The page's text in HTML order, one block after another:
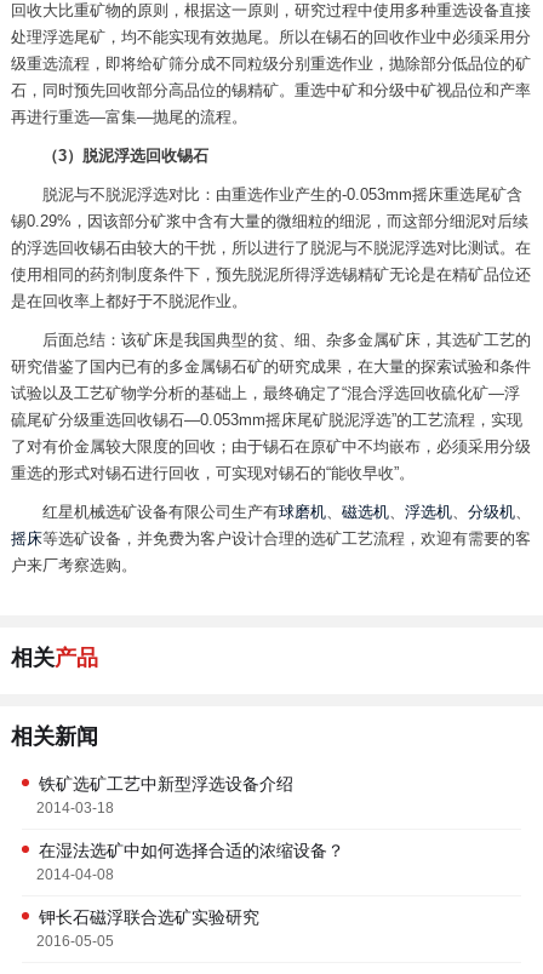
回收大比重矿物的原则，根据这一原则，研究过程中使用多种重选设备直接
处理浮选尾矿，均不能实现有效抛尾。所以在锡石的回收作业中必须采用分
级重选流程，即将给矿筛分成不同粒级分别重选作业，抛除部分低品位的矿
石，同时预先回收部分高品位的锡精矿。重选中矿和分级中矿视品位和产率
再进行重选—富集—抛尾的流程。
（3）脱泥浮选回收锡石
脱泥与不脱泥浮选对比：由重选作业产生的-0.053mm摇床重选尾矿含
锡0.29%，因该部分矿浆中含有大量的微细粒的细泥，而这部分细泥对后续
的浮选回收锡石由较大的干扰，所以进行了脱泥与不脱泥浮选对比测试。在
使用相同的药剂制度条件下，预先脱泥所得浮选锡精矿无论是在精矿品位还
是在回收率上都好于不脱泥作业。
后面总结：该矿床是我国典型的贫、细、杂多金属矿床，其选矿工艺的
研究借鉴了国内已有的多金属锡石矿的研究成果，在大量的探索试验和条件
试验以及工艺矿物学分析的基础上，最终确定了“混合浮选回收硫化矿—浮
硫尾矿分级重选回收锡石—0.053mm摇床尾矿脱泥浮选”的工艺流程，实现
了对有价金属较大限度的回收；由于锡石在原矿中不均嵌布，必须采用分级
重选的形式对锡石进行回收，可实现对锡石的“能收早收”。
红星机械选矿设备有限公司生产有球磨机、 磁选机、 浮选机、 分级机、
摇床等选矿设备，并免费为客户设计合理的选矿工艺流程，欢迎有需要的客
户来厂考察选购。
相关产品
相关新闻
铁矿选矿工艺中新型浮选设备介绍
2014-03-18
在湿法选矿中如何选择合适的浓缩设备？
2014-04-08
钾长石磁浮联合选矿实验研究
2016-05-05